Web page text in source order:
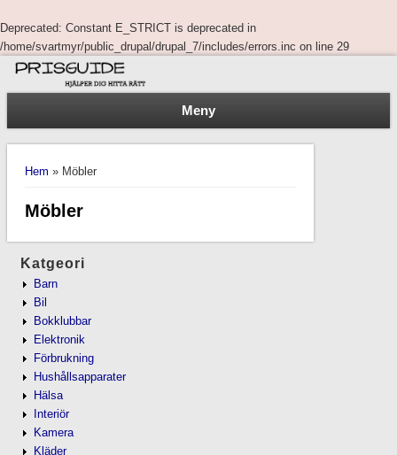
Deprecated: Constant E_STRICT is deprecated in
/home/svartmyr/public_drupal/drupal_7/includes/errors.inc on line 29
Meny
Hem » Möbler
Möbler
Katgeori
Barn
Bil
Bokklubbar
Elektronik
Förbrukning
Hushållsapparater
Hälsa
Interiör
Kamera
Kläder